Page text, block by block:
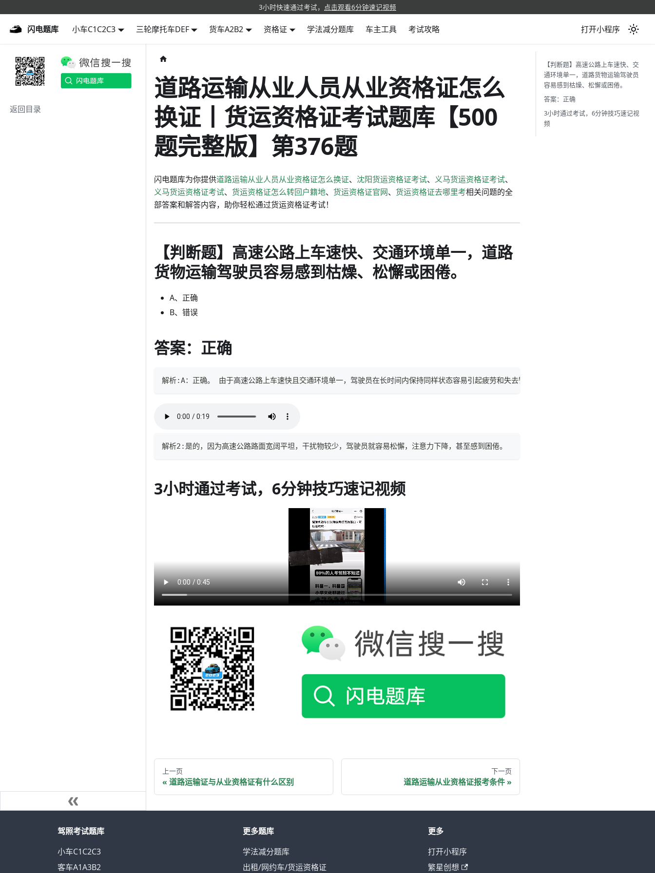
3小时快速通过考试， 点击观看6分钟速记视频
闪电题库 小车C1C2C3 三轮摩托车DEF 货车A2B2 资格证 学法减分题库 车主工具 考试攻略 打开小程序
闪电题库
返回目录
道路运输从业人员从业资格证怎么
换证丨货运资格证考试题库【500
题完整版】第376题
闪电题库为你提供道路运输从业人员从业资格证怎么换证、 沈阳货运资格证考试、 义马货运资格证考试、
义马货运资格证考试、 货运资格证怎么转回户籍地、 货运资格证官网、 货运资格证去哪里考相关问题的全
部答案和解答内容，助你轻松通过货运资格证考试！
【判断题】高速公路上车速快、交通环境单一，道路
货物运输驾驶员容易感到枯燥、松懈或困倦。
A、正确
B、错误
答案：正确
解析:A：正确。 由于高速公路上车速快且交通环境单一，驾驶员在长时间内保持同样状态容易引起疲劳和失去警惕，甚至会出现困倦的情况。因此，
解析2:是的，因为高速公路路面宽阔平坦，干扰物较少，驾驶员就容易松懈，注意力下降，甚至感到困倦。
3小时通过考试，6分钟技巧速记视频
上一页
道路运输证与从业资格证有什么区别
下一页
道路运输从业资格证报考条件
【判断题】高速公路上车速快、交
通环境单一，道路货物运输驾驶员
容易感到枯燥、松懈或困倦。
答案：正确
3小时通过考试，6分钟技巧速记视
频
驾照考试题库
小车C1C2C3
客车A1A3B2
更多题库
学法减分题库
出租/网约车/货运资格证
更多
打开小程序
繁星创想